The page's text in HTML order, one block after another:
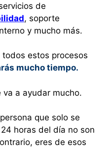
de
, soporte
y mucho más.
estos procesos
mucho tiempo.
va a ayudar mucho.
que solo se
horas del día no son
eres de esos